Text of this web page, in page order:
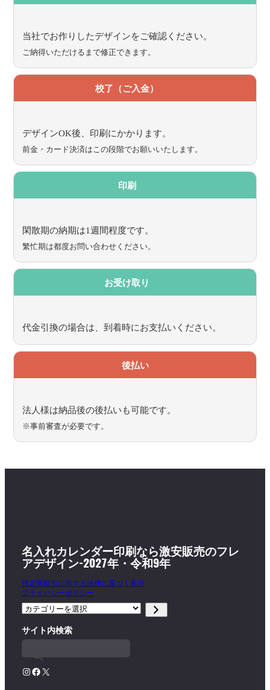
当社でお作りしたデザインをご確認ください。
ご納得いただけるまで修正できます。
校了（ご入金）
デザインOK後、印刷にかかります。
前金・カード決済はこの段階でお願いいたします。
印刷
閑散期の納期は1週間程度です。
繁忙期は都度お問い合わせください。
お受け取り
代金引換の場合は、到着時にお支払いください。
後払い
法人様は納品後の後払いも可能です。
※事前審査が必要です。
名入れカレンダー印刷なら激安販売のフレ
アデザイン-2027年・令和9年
特定商取引に関する法律に基づく表示
プライバシーポリシー
カ
ゴ
ー
を
サイト内検索
Instagram Facebook X